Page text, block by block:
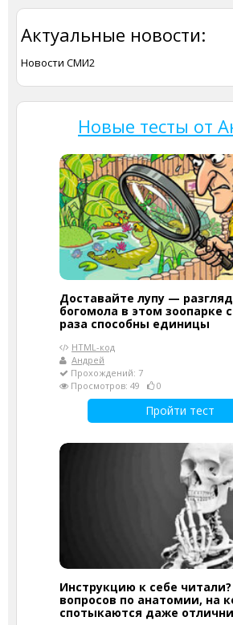
Актуальные новости:
Новости СМИ2
Новые тесты от
Доставайте лупу —
богомола в этом зоопарке
раза способны единицы
HTML-код
Андрей
Прохождений: 7
Просмотров: 49
0
Пройти тест
Инструкцию к себе читали?
вопросов по анатомии, на
спотыкаются даже